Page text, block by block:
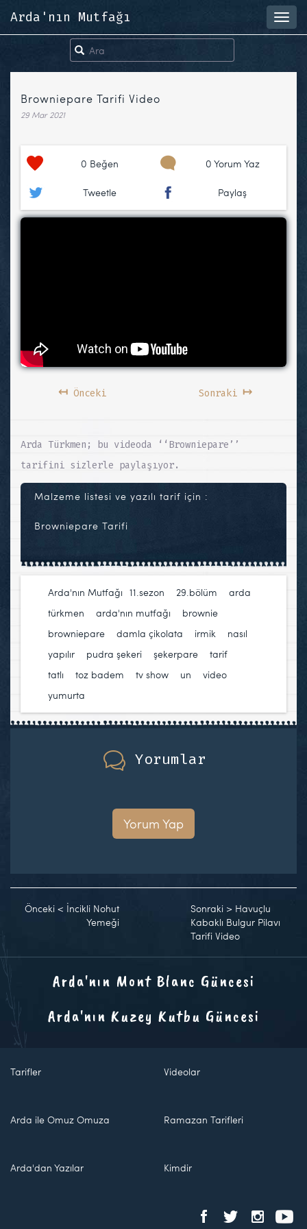
Arda'nın Mutfağı
Browniepare Tarifi Video
29 Mar 2021
0 Beğen 0 Yorum Yaz
Tweetle Paylaş
↤Önceki Sonraki ↦
Arda Türkmen; bu videoda ‘‘Browniepare’’
tarifini sizlerle paylaşıyor.
Malzeme listesi ve yazılı tarif için :
Browniepare Tarifi
Arda'nın Mutfağı 11.sezon 29.bölüm
arda
türkmen
arda'nın mutfağı brownie
browniepare
damla çikolata irmik
nasıl
yapılır
pudra şekeri şekerpare tarif
tatlı
toz badem tv show un video
yumurta
Yorumlar
Yorum Yap
Önceki < İncikli Nohut
Yemeği
Sonraki > Havuçlu
Kabaklı Bulgur Pilavı
Tarifi Video
Arda'nın Mont Blanc Güncesi
Arda'nın Kuzey Kutbu Güncesi
Tarifler Videolar
Arda ile Omuz Omuza Ramazan Tarifleri
Arda'dan Yazılar Kimdir